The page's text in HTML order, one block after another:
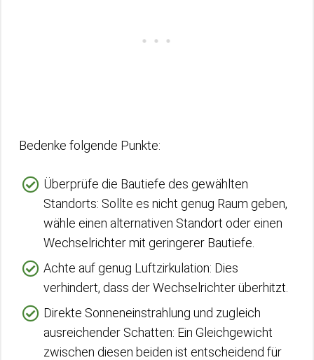
Bedenke folgende Punkte:
Überprüfe die Bautiefe des gewählten
Standorts: Sollte es nicht genug Raum geben,
wähle einen alternativen Standort oder einen
Wechselrichter mit geringerer Bautiefe.
Achte auf genug Luftzirkulation: Dies
verhindert, dass der Wechselrichter überhitzt.
Direkte Sonneneinstrahlung und zugleich
ausreichender Schatten: Ein Gleichgewicht
zwischen diesen beiden ist entscheidend für